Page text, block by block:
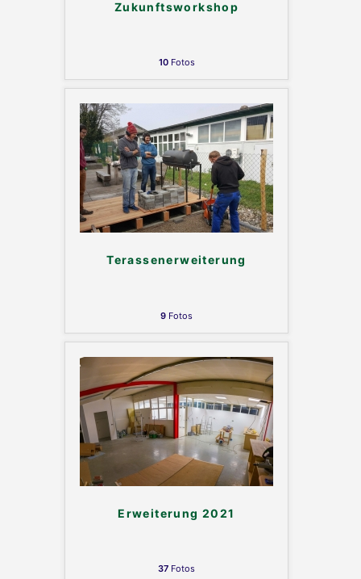
Zukunftsworkshop
10Fotos
Terassenerweiterung
9 Fotos
Erweiterung 2021
37 Fotos